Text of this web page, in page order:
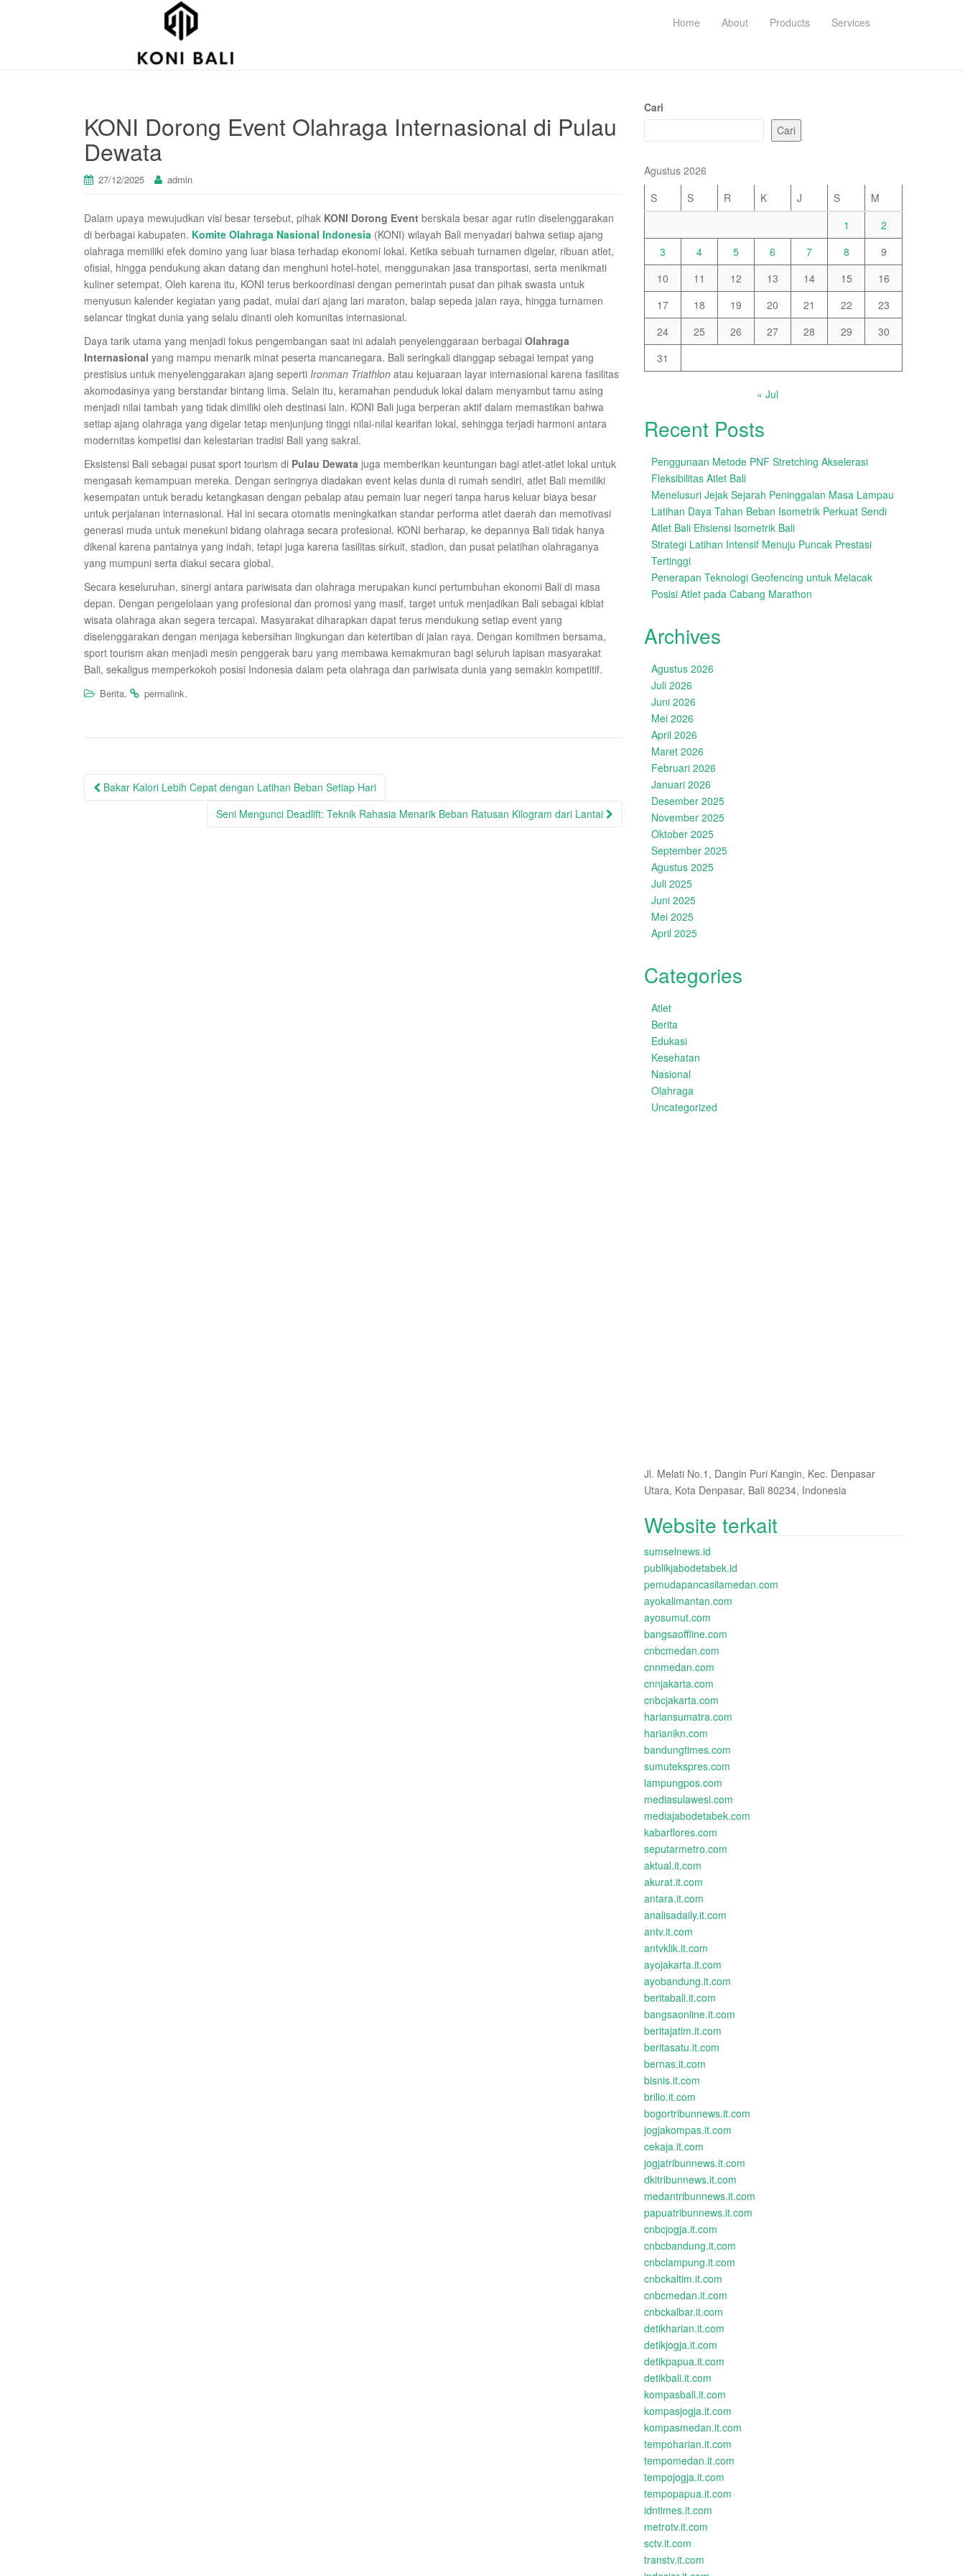
Home About Products Services
KONI Dorong Event Olahraga Internasional di Pulau
Dewata
27/12/2025 admin
Dalam upaya mewujudkan visi besar tersebut, pihak KONI Dorong Event berskala besar agar rutin diselenggarakan
di berbagai kabupaten. Komite Olahraga Nasional Indonesia (KONI) wilayah Bali menyadari bahwa setiap ajang
olahraga memiliki efek domino yang luar biasa terhadap ekonomi lokal. Ketika sebuah turnamen digelar, ribuan atlet,
ofisial, hingga pendukung akan datang dan menghuni hotel-hotel, menggunakan jasa transportasi, serta menikmati
kuliner setempat. Oleh karena itu, KONI terus berkoordinasi dengan pemerintah pusat dan pihak swasta untuk
menyusun kalender kegiatan yang padat, mulai dari ajang lari maraton, balap sepeda jalan raya, hingga turnamen
selancar tingkat dunia yang selalu dinanti oleh komunitas internasional.
Daya tarik utama yang menjadi fokus pengembangan saat ini adalah penyelenggaraan berbagai Olahraga
Internasional yang mampu menarik minat peserta mancanegara. Bali seringkali dianggap sebagai tempat yang
prestisius untuk menyelenggarakan ajang seperti Ironman Triathlon atau kejuaraan layar internasional karena fasilitas
akomodasinya yang berstandar bintang lima. Selain itu, keramahan penduduk lokal dalam menyambut tamu asing
menjadi nilai tambah yang tidak dimiliki oleh destinasi lain. KONI Bali juga berperan aktif dalam memastikan bahwa
setiap ajang olahraga yang digelar tetap menjunjung tinggi nilai-nilai kearifan lokal, sehingga terjadi harmoni antara
modernitas kompetisi dan kelestarian tradisi Bali yang sakral.
Eksistensi Bali sebagai pusat sport tourism di Pulau Dewata juga memberikan keuntungan bagi atlet-atlet lokal untuk
mengasah kemampuan mereka. Dengan seringnya diadakan event kelas dunia di rumah sendiri, atlet Bali memiliki
kesempatan untuk beradu ketangkasan dengan pebalap atau pemain luar negeri tanpa harus keluar biaya besar
untuk perjalanan internasional. Hal ini secara otomatis meningkatkan standar performa atlet daerah dan memotivasi
generasi muda untuk menekuni bidang olahraga secara profesional. KONI berharap, ke depannya Bali tidak hanya
dikenal karena pantainya yang indah, tetapi juga karena fasilitas sirkuit, stadion, dan pusat pelatihan olahraganya
yang mumpuni serta diakui secara global.
Secara keseluruhan, sinergi antara pariwisata dan olahraga merupakan kunci pertumbuhan ekonomi Bali di masa
depan. Dengan pengelolaan yang profesional dan promosi yang masif, target untuk menjadikan Bali sebagai kiblat
wisata olahraga akan segera tercapai. Masyarakat diharapkan dapat terus mendukung setiap event yang
diselenggarakan dengan menjaga kebersihan lingkungan dan ketertiban di jalan raya. Dengan komitmen bersama,
sport tourism akan menjadi mesin penggerak baru yang membawa kemakmuran bagi seluruh lapisan masyarakat
Bali, sekaligus memperkokoh posisi Indonesia dalam peta olahraga dan pariwisata dunia yang semakin kompetitif.
Berita. permalink.
Post
Bakar Kalori Lebih Cepat dengan Latihan Beban Setiap Hari
Seni Mengunci Deadlift: Teknik Rahasia Menarik Beban Ratusan Kilogram dari Lantai
Cari
Cari
Agustus 2026
S
S R K J S
M
1
2
3
4 5 6 7 8
9
10
11 12 13 14 15
16
17
18 19 20 21 22
23
24
25 26 27 28 29
30
31
« Jul
Recent Posts
Penggunaan Metode PNF Stretching Akselerasi
Fleksibilitas Atlet Bali
Menelusuri Jejak Sejarah Peninggalan Masa Lampau
Latihan Daya Tahan Beban Isometrik Perkuat Sendi
Atlet Bali Efisiensi Isometrik Bali
Strategi Latihan Intensif Menuju Puncak Prestasi
Tertinggi
Penerapan Teknologi Geofencing untuk Melacak
Posisi Atlet pada Cabang Marathon
Archives
Agustus 2026
Juli 2026
Juni 2026
Mei 2026
April 2026
Maret 2026
Februari 2026
Januari 2026
Desember 2025
November 2025
Oktober 2025
September 2025
Agustus 2025
Juli 2025
Juni 2025
Mei 2025
April 2025
Categories
Atlet
Berita
Edukasi
Kesehatan
Nasional
Olahraga
Uncategorized
Jl. Melati No.1, Dangin Puri Kangin, Kec. Denpasar
Utara, Kota Denpasar, Bali 80234, Indonesia
Website terkait
sumselnews.id
publikjabodetabek.id
pemudapancasilamedan.com
ayokalimantan.com
ayosumut.com
bangsaoffline.com
cnbcmedan.com
cnnmedan.com
cnnjakarta.com
cnbcjakarta.com
hariansumatra.com
harianikn.com
bandungtimes.com
sumutekspres.com
lampungpos.com
mediasulawesi.com
mediajabodetabek.com
kabarflores.com
seputarmetro.com
aktual.it.com
akurat.it.com
antara.it.com
analisadaily.it.com
antv.it.com
antvklik.it.com
ayojakarta.it.com
ayobandung.it.com
beritabali.it.com
bangsaonline.it.com
beritajatim.it.com
beritasatu.it.com
bernas.it.com
bisnis.it.com
brilio.it.com
bogortribunnews.it.com
jogjakompas.it.com
cekaja.it.com
jogjatribunnews.it.com
dkitribunnews.it.com
medantribunnews.it.com
papuatribunnews.it.com
cnbcjogja.it.com
cnbcbandung.it.com
cnbclampung.it.com
cnbckaltim.it.com
cnbcmedan.it.com
cnbckalbar.it.com
detikharian.it.com
detikjogja.it.com
detikpapua.it.com
detikbali.it.com
kompasbali.it.com
kompasjogja.it.com
kompasmedan.it.com
tempoharian.it.com
tempomedan.it.com
tempojogja.it.com
tempopapua.it.com
idntimes.it.com
metrotv.it.com
sctv.it.com
transtv.it.com